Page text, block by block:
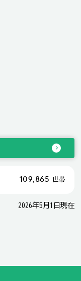
109,865 世帯
2026年5月1日現在